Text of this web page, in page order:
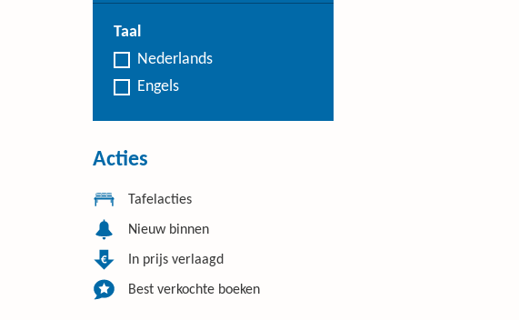
Taal
Nederlands
Engels
Acties
Tafelacties
Nieuw binnen
In prijs verlaagd
Best verkochte boeken